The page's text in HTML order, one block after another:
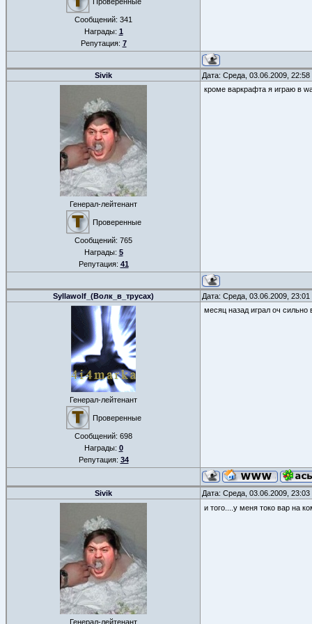
Сообщений: 341
Награды: 1
Репутация: 7
Sivik Дата: Среда, 03.06.2009,
Генерал-лейтенант
Проверенные
Сообщений: 765
Награды: 5
Репутация: 41
кроме варкрафта я играю в
Syllawolf_(Волк_в_трусах) Дата: Среда, 03.06.2009,
Генерал-лейтенант
Проверенные
Сообщений: 698
Награды: 0
Репутация: 34
месяц назад играл оч сильно
Sivik Дата: Среда, 03.06.2009,
Генерал-лейтенант
и того....у меня токо вар на